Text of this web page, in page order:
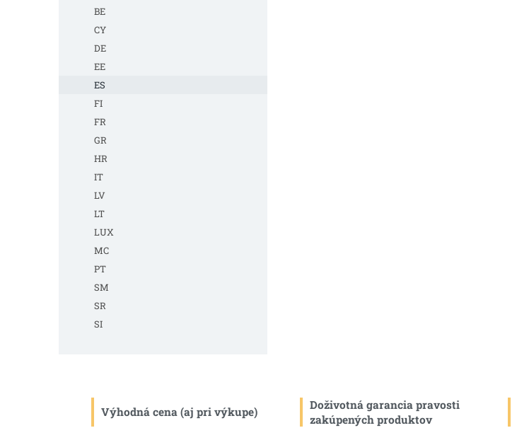
BE
CY
DE
EE
ES
FI
FR
GR
HR
IT
LV
LT
LUX
MC
PT
SM
SR
SI
Výhodná cena (aj pri výkupe)
Doživotná garancia pravosti
zakúpených produktov